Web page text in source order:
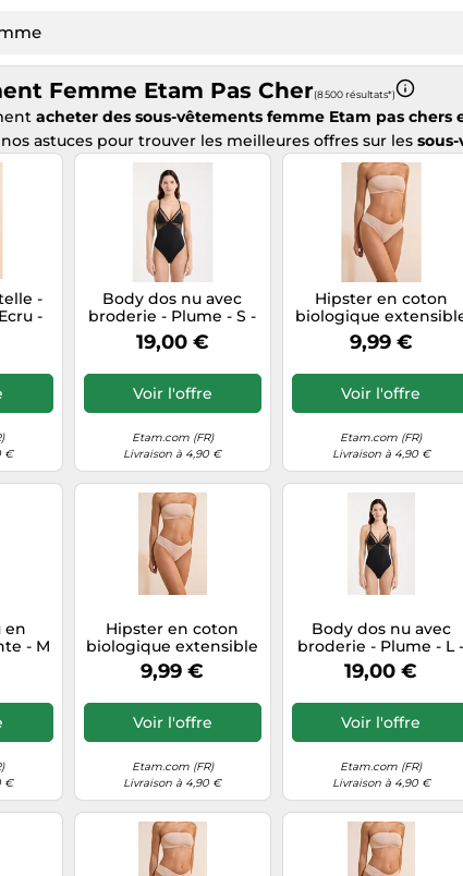
Femme Etam Pas Cher(8 500 résultats*)
acheter des sous-vêtements femme Etam pas chers
astuces pour trouver les meilleures offres sur les
-
-
€
Body dos nu avec
broderie - Plume - S -
Noir - Femme - Etam
19,00 €
Voir l'offre
Etam.com (FR)
Livraison à 4,90 €
Hipster en coton
biologique
- Coton 360 - XS - Lin -
Femme - Etam
9,99 €
Voir l'offre
Etam.com (FR)
Livraison à 4,90 €
en
- M
Etam
€
Hipster en coton
biologique extensible
- Coton 360 - XL - Lin -
Femme - Etam
9,99 €
Voir l'offre
Etam.com (FR)
Livraison à 4,90 €
Body dos nu avec
broderie - Plume - L -
Noir - Femme - Etam
19,00 €
Voir l'offre
Etam.com (FR)
Livraison à 4,90 €